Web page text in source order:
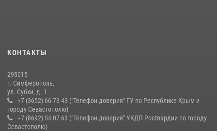
10 июля 2026, 15:10
КОНТАКТЫ
295015
г. Симферополь,
ул. Субхи, д. 1
+7 (3652) 66 73 43 ("Телефон доверия" ГУ по Республике Крым и
городу Севастополю)
+7 (8692) 54 07 63 ("Телефон доверия" УКДП Росгвардии по городу
Севастополю)